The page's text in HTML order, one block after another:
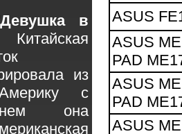
ASUS
ASUS
PAD
ASUS
PAD
ASUS
в
из
с
она